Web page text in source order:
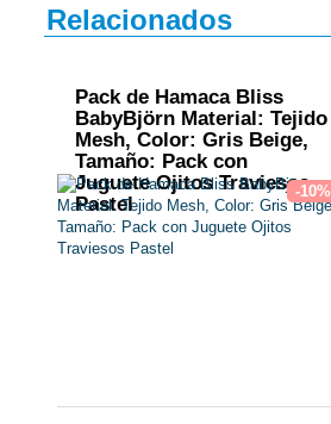
Relacionados
Pack de Hamaca Bliss
BabyBjörn Material: Tejido
Mesh, Color: Gris Beige,
Tamaño: Pack con
Juguete Ojitos Traviesos
Pastel
-10%